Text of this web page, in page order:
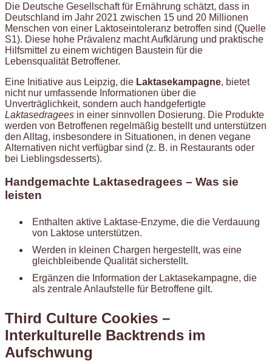
Die Deutsche Gesellschaft für Ernährung schätzt, dass in
Deutschland im Jahr 2021 zwischen 15 und 20 Millionen
Menschen von einer Laktoseintoleranz betroffen sind (Quelle
S1). Diese hohe Prävalenz macht Aufklärung und praktische
Hilfsmittel zu einem wichtigen Baustein für die
Lebensqualität Betroffener.
Eine Initiative aus Leipzig, die Laktasekampagne, bietet
nicht nur umfassende Informationen über die
Unverträglichkeit, sondern auch handgefertigte
Laktasedragees in einer sinnvollen Dosierung. Die Produkte
werden von Betroffenen regelmäßig bestellt und unterstützen
den Alltag, insbesondere in Situationen, in denen vegane
Alternativen nicht verfügbar sind (z. B. in Restaurants oder
bei Lieblingsdesserts).
Handgemachte Laktasedragees – Was sie
leisten
Enthalten aktive Laktase-Enzyme, die die Verdauung
von Laktose unterstützen.
Werden in kleinen Chargen hergestellt, was eine
gleichbleibende Qualität sicherstellt.
Ergänzen die Information der Laktasekampagne, die
als zentrale Anlaufstelle für Betroffene gilt.
Third Culture Cookies –
Interkulturelle Backtrends im
Aufschwung